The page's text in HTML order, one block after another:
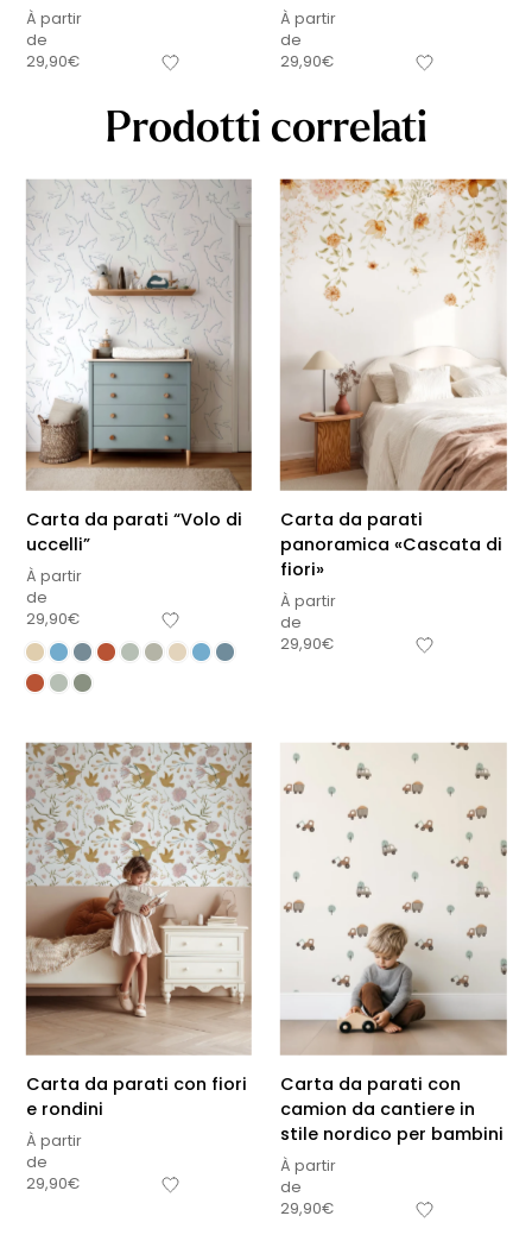
À partir
de
29,90€
À partir
de
29,90€
Prodotti correlati
Carta da parati “Volo di
uccelli”
À partir
de
29,90€
Carta da parati
panoramica «Cascata di
fiori»
À partir
de
29,90€
Carta da parati con fiori
e rondini
À partir
de
29,90€
Carta da parati con
camion da cantiere in
stile nordico per bambini
À partir
de
29,90€